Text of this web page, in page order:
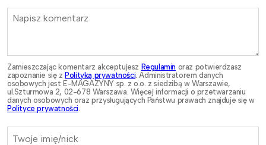
Zamieszczając komentarz akceptujesz Regulamin oraz potwierdzasz
zapoznanie się zPolityką prywatności . Administratorem danych
osobowych jest E-MAGAZYNY sp. z o.o. z siedzibą w Warszawie,
ul.Szturmowa 2, 02-678 Warszawa. Więcej informacji o przetwarzaniu
danych osobowych oraz przysługujących Państwu prawach znajduje się w
Polityce prywatności